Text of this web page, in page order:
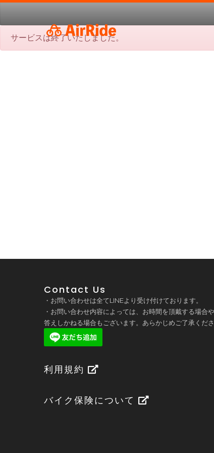
サービスは終了いたしました。
Contact Us
・お問い合わせは全てLINEより受け付けております。
・お問い合わせ内容によっては、お時間を頂戴する場合
答えしかねる場合もございます。あらかじめご了承くださ
利用規約
バイク保険について